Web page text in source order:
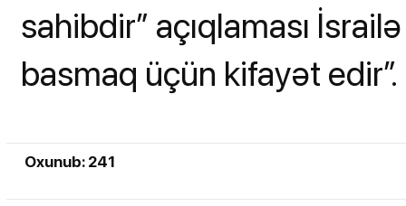
sahibdir” açıqlaması
basmaq üçün kifayət edir”.
Oxunub: 241